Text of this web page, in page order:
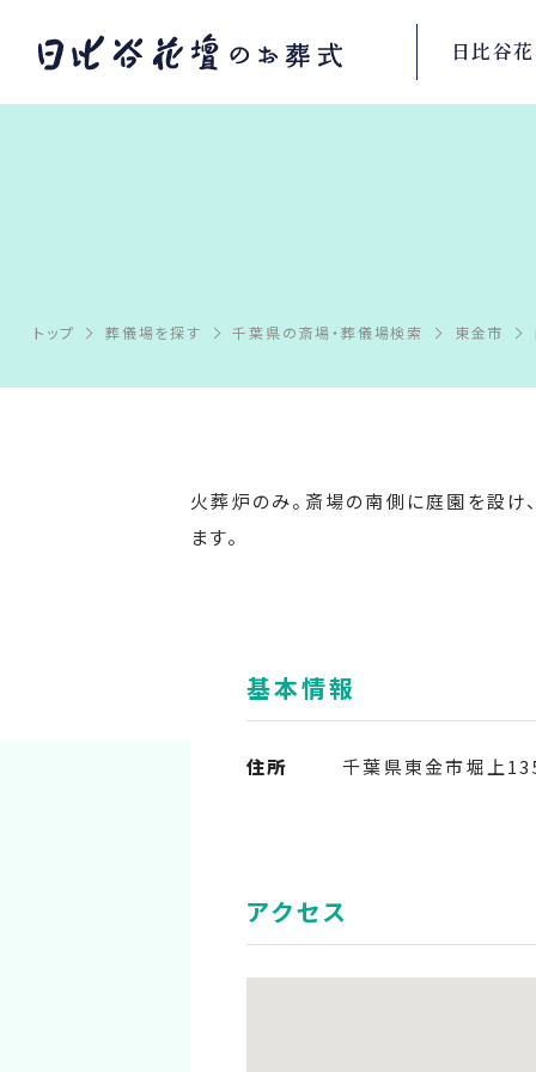
日比谷
トップ 葬儀場を探す 千葉県の斎場・葬儀場検索 東金市
火葬炉のみ。斎場の南側に庭園を設
ます。
基本情報
住所 千葉県東金市堀上
アクセス